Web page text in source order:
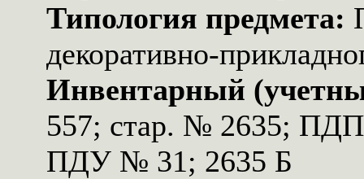
Типология предмета:
декоративно-
Инвентарный
557; стар. № 2635;
ПДУ № 31; 2635 Б